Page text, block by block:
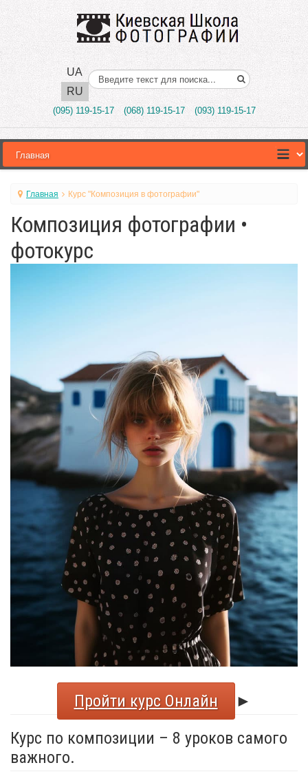
UA
RU
Поиск..
(095) 119-15-17 (068) 119-15-17 (093) 119-15-17
Главная Курс "Композиция в фотографии"
Композиция фотографии •
фотокурс
Пройти курс Онлайн
►
Курс по композиции – 8 уроков самого
важного.